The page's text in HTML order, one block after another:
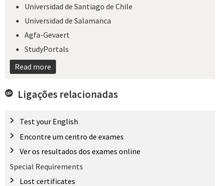
Universidad de Santiago de Chile
Universidad de Salamanca
Agfa-Gevaert
StudyPortals
Read more
Ligações relacionadas
Test your English
Encontre um centro de exames
Ver os resultados dos exames online
Special Requirements
Lost certificates